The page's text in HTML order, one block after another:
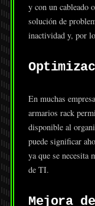
y con un cableado
solución de
inactividad y, por
En muchas
armarios rack
disponible al
puede significar
ya que se necesita
de TI.
Mejora